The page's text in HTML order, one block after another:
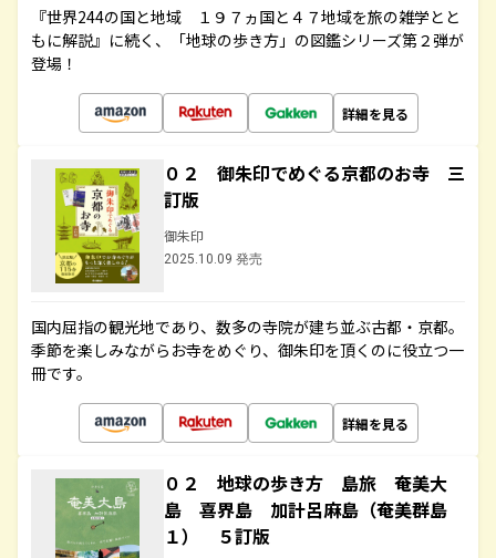
『世界244の国と地域 １９７ヵ国と４７地域を旅の雑学とと
もに解説』に続く、「地球の歩き方」の図鑑シリーズ第２弾が
登場！
詳細を見る
０２ 御朱印でめぐる京都のお寺 三
訂版
御朱印
2025.10.09 発売
国内屈指の観光地であり、数多の寺院が建ち並ぶ古都・京都。
季節を楽しみながらお寺をめぐり、御朱印を頂くのに役立つ一
冊です。
詳細を見る
０２ 地球の歩き方 島旅 奄美大
島 喜界島 加計呂麻島（奄美群島
１） ５訂版